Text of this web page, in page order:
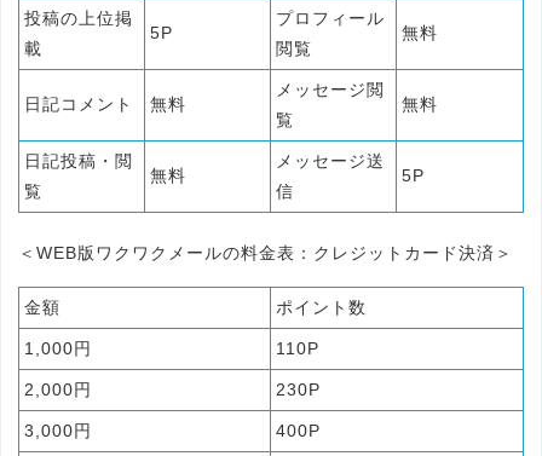
投稿の上位掲
載
5P
プロフィール
閲覧
無料
日記コメント 無料
メッセージ閲
覧
無料
日記投稿・閲
覧
無料
メッセージ送
信
5P
＜WEB版ワクワクメールの料金表：クレジットカード決済＞
金額 ポイント数
1,000円 110P
2,000円 230P
3,000円 400P